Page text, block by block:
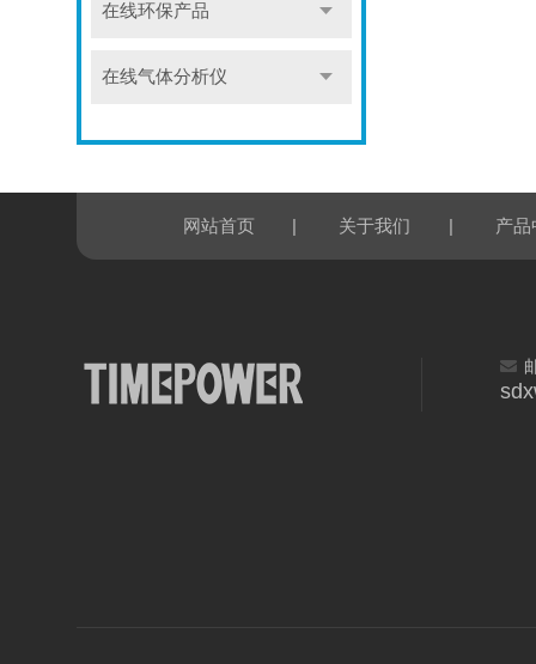
在线环保产品
在线气体分析仪
网站首页 | 关于我们 | 产品